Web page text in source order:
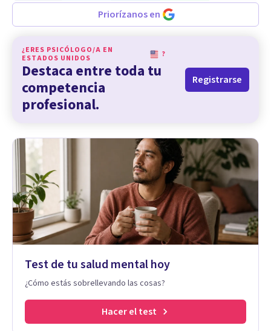
Priorízanos en
¿ERES PSICÓLOGO/A EN
ESTADOS UNIDOS
?
Destaca entre toda tu
competencia
profesional.
Registrarse
Test de tu salud mental hoy
¿Cómo estás sobrellevando las cosas?
Hacer el test